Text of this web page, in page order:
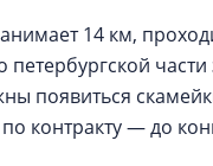
14 км,
петербургской
появиться
контракту — до